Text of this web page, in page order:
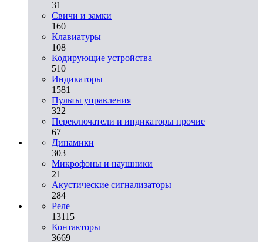
31
Свичи и замки
160
Клавиатуры
108
Кодирующие устройства
510
Индикаторы
1581
Пульты управления
322
Переключатели и индикаторы прочие
67
Динамики
303
Микрофоны и наушники
21
Акустические сигнализаторы
284
Реле
13115
Контакторы
3669